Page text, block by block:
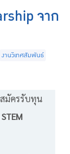
จาก
งานวิเทศสัมพันธ์
มัครรับทุน